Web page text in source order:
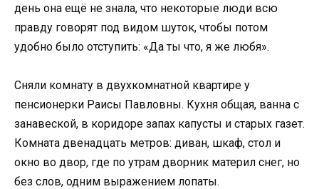
день она ещё не знала, что некоторые люди всю
правду говорят под видом шуток, чтобы потом
удобно было отступить: «Да ты что, я же любя».
Сняли комнату в двухкомнатной квартире у
пенсионерки Раисы Павловны. Кухня общая, ванна с
занавеской, в коридоре запах капусты и старых газет.
Комната двенадцать метров: диван, шкаф, стол и
окно во двор, где по утрам дворник материл снег, но
без слов, одним выражением лопаты.